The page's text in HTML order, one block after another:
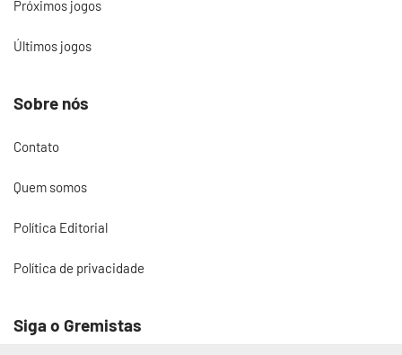
Próximos jogos
Últimos jogos
Sobre nós
Contato
Quem somos
Política Editorial
Política de privacidade
Siga o Gremistas